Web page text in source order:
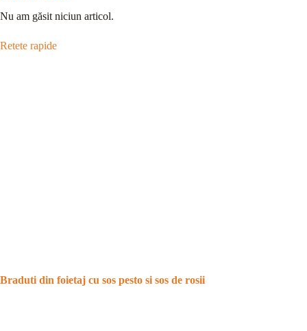
Nu am găsit niciun articol.
Retete rapide
Braduti din foietaj cu sos pesto si sos de rosii